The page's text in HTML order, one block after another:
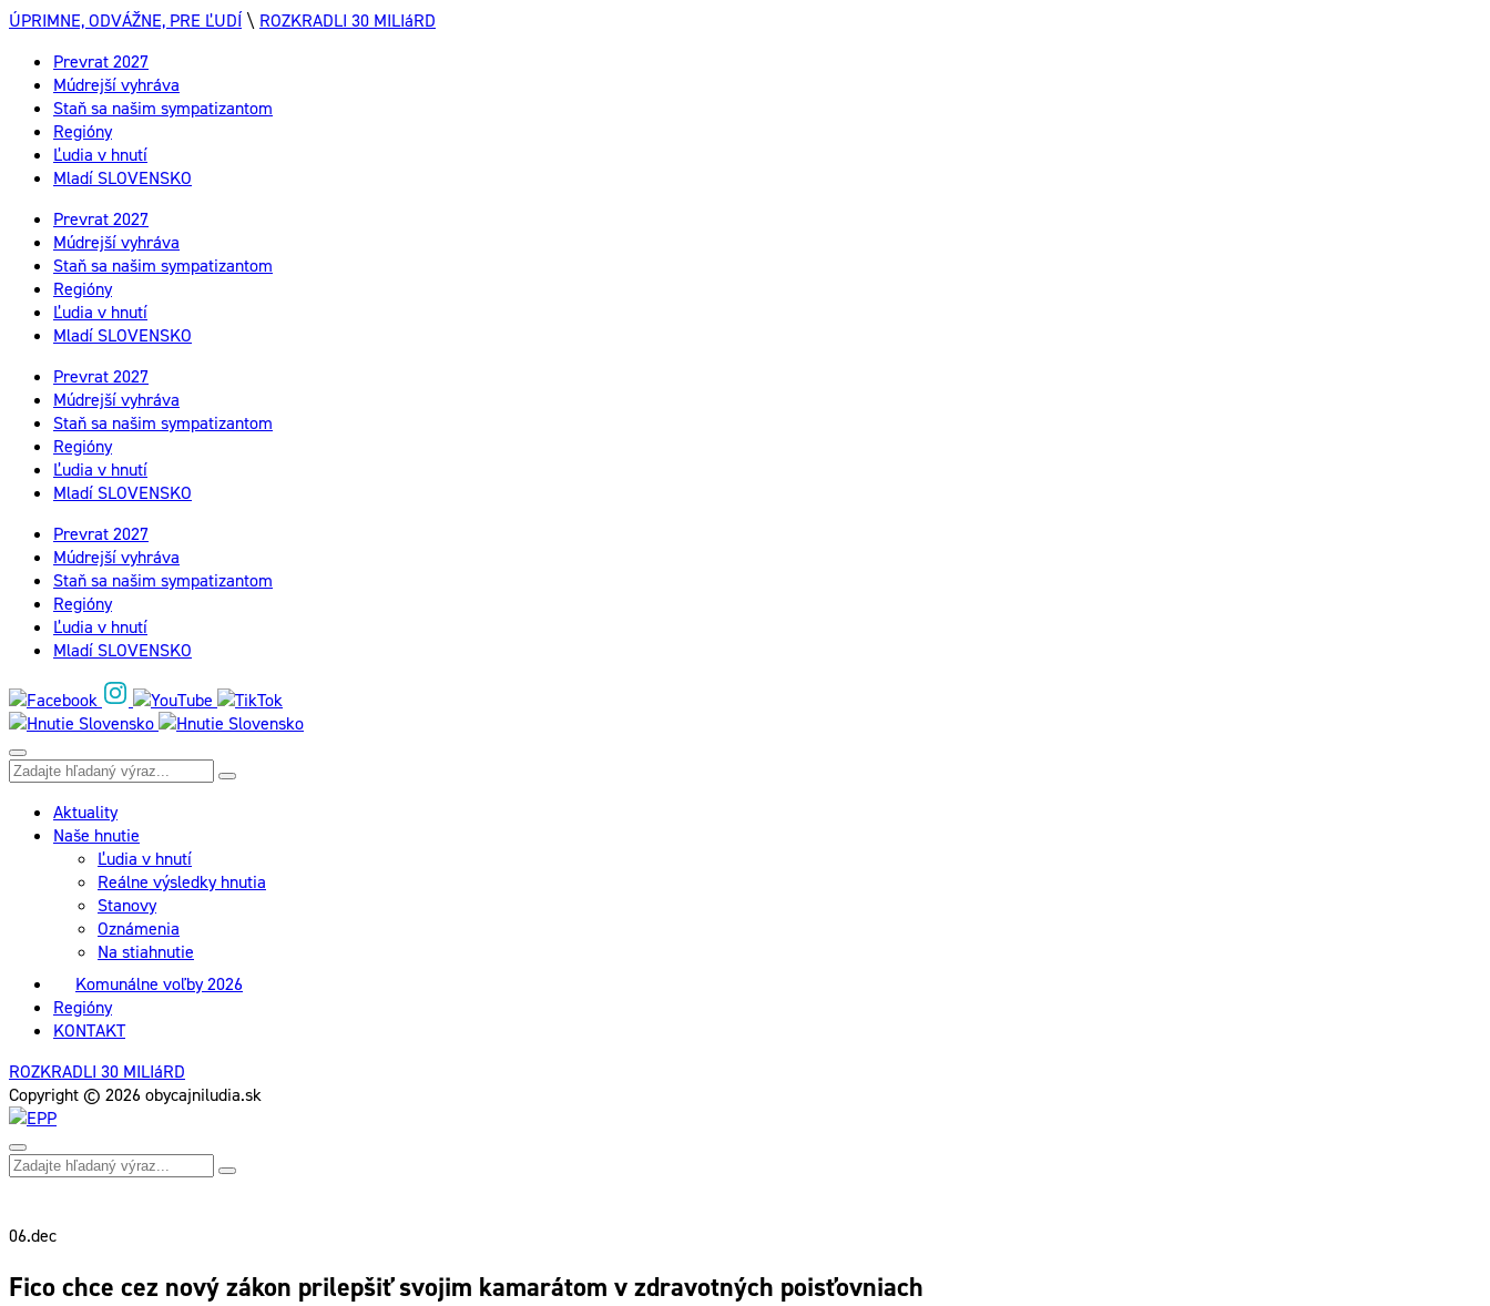
ÚPRIMNE, ODVÁŽNE, PRE ĽUDÍ \ ROZKRADLI 30 MILIáRD
Prevrat 2027
Múdrejší vyhráva
Staň sa našim sympatizantom
Regióny
Ľudia v hnutí
Mladí SLOVENSKO
Prevrat 2027
Múdrejší vyhráva
Staň sa našim sympatizantom
Regióny
Ľudia v hnutí
Mladí SLOVENSKO
Prevrat 2027
Múdrejší vyhráva
Staň sa našim sympatizantom
Regióny
Ľudia v hnutí
Mladí SLOVENSKO
Prevrat 2027
Múdrejší vyhráva
Staň sa našim sympatizantom
Regióny
Ľudia v hnutí
Mladí SLOVENSKO
Aktuality
Naše hnutie
Ľudia v hnutí
Reálne výsledky hnutia
Stanovy
Oznámenia
Na stiahnutie
Komunálne voľby 2026
Regióny
KONTAKT
ROZKRADLI 30 MILIáRD
Copyright © 2026 obycajniludia.sk
06.dec
Fico chce cez nový zákon prilepšiť svojim kamarátom v zdravotných poisťovniach